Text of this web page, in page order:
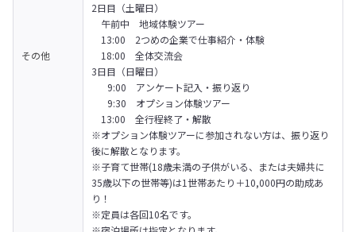
その他
2日目（土曜日）
午前中　地域体験ツアー
13:00　2つめの企業で仕事紹介・体験
18:00　全体交流会
3日目（日曜日）
9:00　アンケート記入・振り返り
9:30　オプション体験ツアー
13:00　全行程終了・解散
※オプション体験ツアーに参加されない方は、振り返り
後に解散となります。
※子育て世帯(18歳未満の子供がいる、または夫婦共に
35歳以下の世帯等)は1世帯あたり＋10,000円の助成あ
り！
※定員は各回10名です。